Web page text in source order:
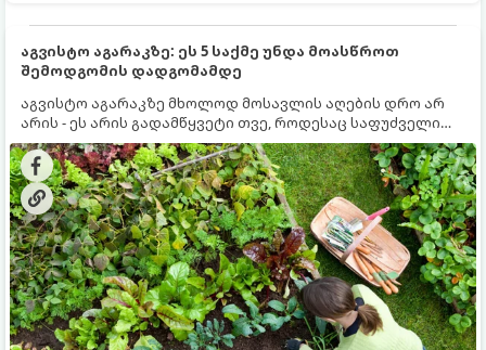
აგვისტო აგარაკზე: ეს 5 საქმე უნდა მოასწროთ
შემოდგომის დადგომამდე
აგვისტო აგარაკზე მხოლოდ მოსავლის აღების დრო არ
არის - ეს არის გადამწყვეტი თვე, როდესაც საფუძველი
ეყრება მომავალი წლის მოსავალს და ბაღი მზადდება
შემოდგომა-ზამთრის სეზონისთვის. იმისათვის, რომ
ნიადაგმა ენერგია აღიდგინოს, ხოლო მცენარეებმა
ზამთარს გაუძლონ, აგვისტოს ბოლომდე 5
მნიშვნელოვანი საქმის გაკეთება უნდა მოასწროთ: